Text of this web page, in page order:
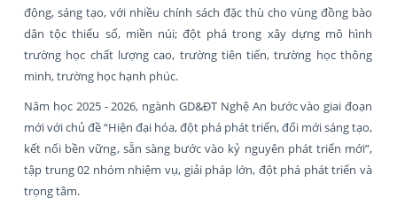
động, sáng tạo, với nhiều chính sách đặc thù cho vùng đồng bào
dân tộc thiểu số, miền núi; đột phá trong xây dựng mô hình
trường học chất lượng cao, trường tiên tiến, trường học thông
minh, trường học hạnh phúc.
Năm học 2025 - 2026, ngành GD&ĐT Nghệ An bước vào giai đoạn
mới với chủ đề “Hiện đại hóa, đột phá phát triển, đổi mới sáng tạo,
kết nối bền vững, sẵn sàng bước vào kỷ nguyên phát triển mới”,
tập trung 02 nhóm nhiệm vụ, giải pháp lớn, đột phá phát triển và
trọng tâm.